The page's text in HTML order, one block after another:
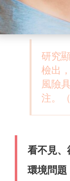
研究
檢出
風險
注。
看不見、
環境問題